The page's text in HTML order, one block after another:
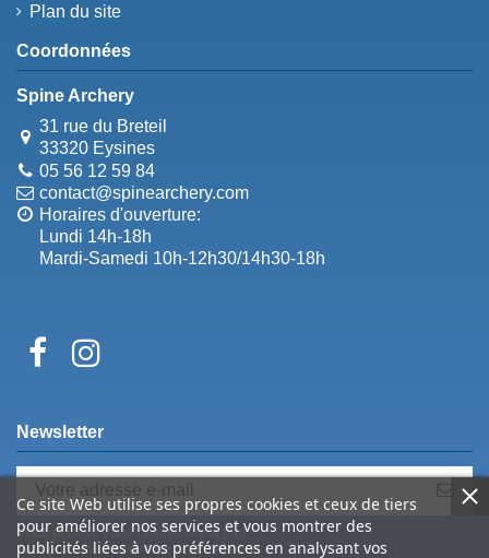
Plan du site
Coordonnées
Spine Archery
31 rue du Breteil
33320 Eysines
05 56 12 59 84
contact@spinearchery.com
Horaires d'ouverture:
Lundi 14h-18h
Mardi-Samedi 10h-12h30/14h30-18h
Ce site Web utilise ses propres cookies et ceux de tiers
pour améliorer nos services et vous montrer des
publicités liées à vos préférences en analysant vos
Newsletter
Vous pouvez vous désinscrire à tout
moment. Vous trouverez pour cela nos